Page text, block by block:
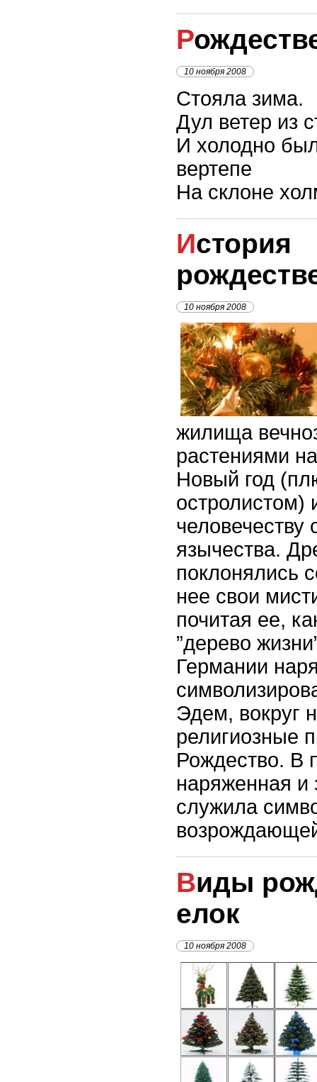
10 ноября 2008
Стояла зима.
Дул ветер из
И холодно
вертепе
На склоне
История
10 ноября 2008
жилища
растениями
Новый год
остролистом)
человечеству
язычества.
поклонялись
нее свои
почитая ее,
”дерево
Германии
Эдем, вокруг
религиозные
Рождество. В
наряженная и
служила
Виды рождественских
елок
10 ноября 2008